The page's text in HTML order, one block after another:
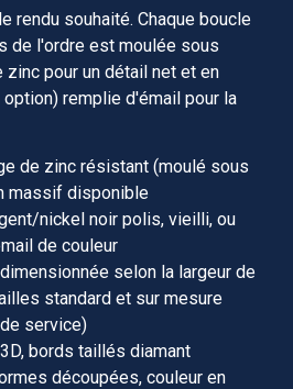
rendu souhaité. Chaque boucle
de l'ordre est moulée sous
pour un détail net et en
remplie d'émail pour la
de zinc résistant (moulé sous
massif disponible
nickel noir polis, vieilli, ou
de couleur
dimensionnée selon la largeur de
standard et sur mesure
service)
bords taillés diamant
découpées, couleur en